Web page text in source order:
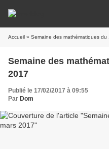
Accueil » Semaine des mathématiques du
Semaine des
2017
Publié le 17/02/2017 à 09:55
Par Dom